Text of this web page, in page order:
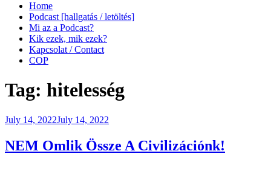
Home
Podcast [hallgatás / letöltés]
Mi az a Podcast?
Kik ezek, mik ezek?
Kapcsolat / Contact
COP
Tag: hitelesség
Posted
July 14, 2022July 14, 2022
NEM Omlik Össze A Civilizációnk!